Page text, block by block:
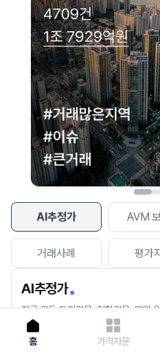
AI추정가 AVM
거래사례 평가
AI추정가
전국 모든 토지건물, 집합건물, 매월
세요.
네이버 지
현재 네이버 지도 연결이 원활하
이용에 불편을
다시
홈 가격자문